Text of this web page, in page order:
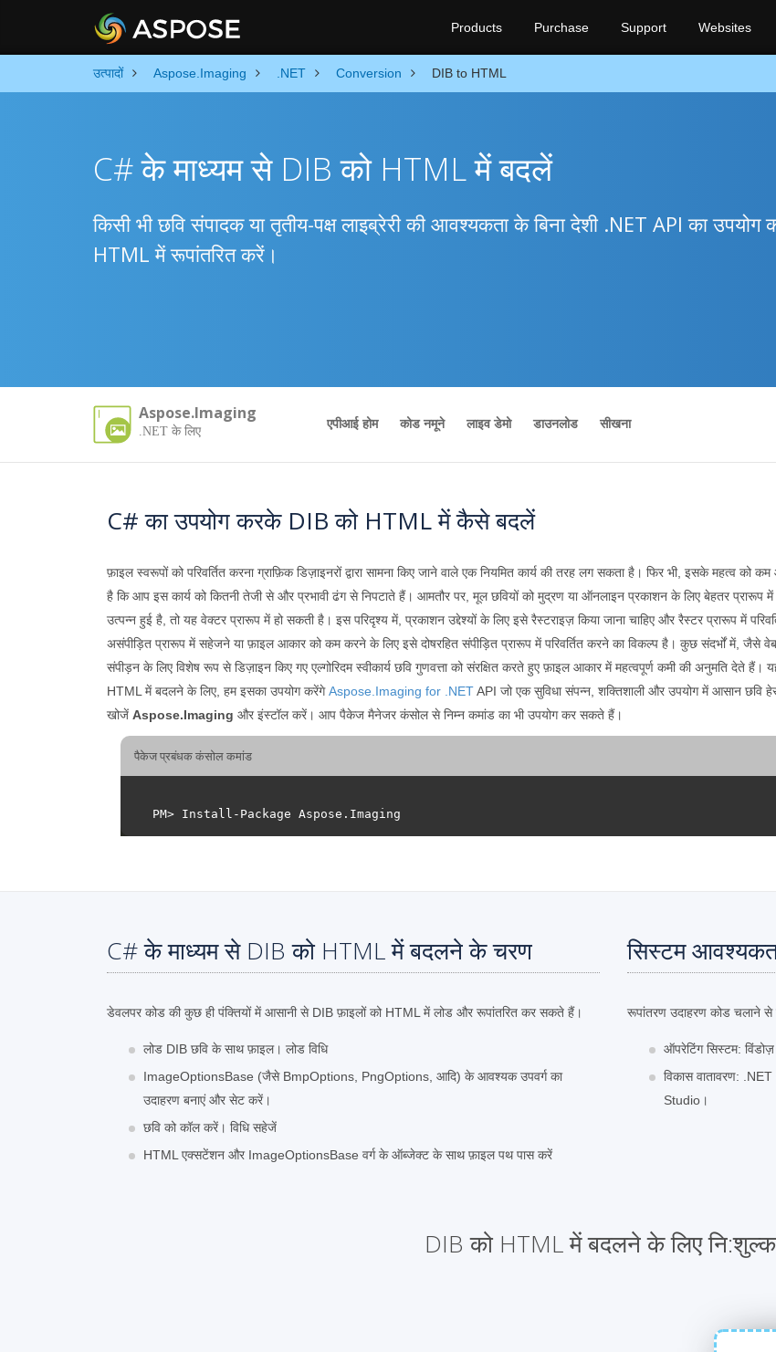
Products Purchase Support Websites
उत्पादों Aspose.Imaging .NET Conversion DIB to HTML
C# के माध्यम से DIB को HTML में बदलें
किसी भी छवि संपादक या तृतीय-पक्ष लाइब्रेरी की आवश्यकता के बिना देशी .NET API का
HTML में रूपांतरित करें।
Aspose.Imaging
.NET के लिए
एपीआई होम कोड नमूने लाइव डेमो डाउनलोड सीखना
C# का उपयोग करके DIB को HTML में कैसे बदलें
फ़ाइल स्वरूपों को परिवर्तित करना ग्राफ़िक डिज़ाइनरों द्वारा सामना किए जाने वाले एक नियमित कार्य की तरह लग सकता है। फिर भी, इसके महत्व को
है कि आप इस कार्य को कितनी तेजी से और प्रभावी ढंग से निपटाते हैं। आमतौर पर, मूल छवियों को मुद्रण या ऑनलाइन प्रकाशन के लिए बेहतर प्रारूप
उत्पन्न हुई है, तो यह वेक्टर प्रारूप में हो सकती है। इस परिदृश्य में, प्रकाशन उद्देश्यों के लिए इसे रैस्टराइज़ किया जाना चाहिए और रैस्टर प्रारूप में
असंपीड़ित प्रारूप में सहेजने या फ़ाइल आकार को कम करने के लिए इसे दोषरहित संपीड़ित प्रारूप में परिवर्तित करने का विकल्प है। कुछ संदर्भों में, जैसे
संपीड़न के लिए विशेष रूप से डिज़ाइन किए गए एल्गोरिदम स्वीकार्य छवि गुणवत्ता को संरक्षित करते हुए फ़ाइल आकार में महत्वपूर्ण कमी की अनुमति देते
HTML में बदलने के लिए, हम इसका उपयोग करेंगेAspose.Imaging for .NETAPI जो एक सुविधा संपन्न, शक्तिशाली और उपयोग में आसान छवि
खोजें Aspose.Imaging और इंस्टॉल करें। आप पैकेज मैनेजर कंसोल से निम्न कमांड का भी उपयोग कर सकते हैं।
पैकेज प्रबंधक कंसोल कमांड
C# के माध्यम से DIB को HTML में बदलने के चरण
डेवलपर कोड की कुछ ही पंक्तियों में आसानी से DIB फ़ाइलों को HTML में लोड और रूपांतरित कर सकते हैं।
लोड DIB छवि के साथ फ़ाइल। लोड विधि
ImageOptionsBase (जैसे BmpOptions, PngOptions, आदि) के आवश्यक उपवर्ग का
उदाहरण बनाएं और सेट करें।
छवि को कॉल करें। विधि सहेजें
HTML एक्सटेंशन और ImageOptionsBase वर्ग के ऑब्जेक्ट के साथ फ़ाइल पथ पास करें
सिस्टम
रूपांतरण उदाहरण कोड चलाने से
ऑपरेटिंग सिस्टम:
विकास वातावरण:
Studio।
DIB को HTML में बदलने के लिए